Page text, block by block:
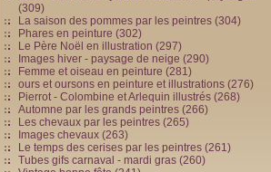
(309)
La saison des pommes par les peintres (304)
Phares en peinture (302)
Le Père Noël en illustration (297)
Images hiver - paysage de neige (290)
Femme et oiseau en peinture (281)
ours et oursons en peinture et illustrations (276)
Pierrot - Colombine et Arlequin illustrés (268)
Automne par les grands peintres (266)
Les chevaux par les peintres (265)
Images chevaux (263)
Le temps des cerises par les peintres (261)
Tubes gifs carnaval - mardi gras (260)